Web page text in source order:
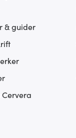
& guider
Cervera